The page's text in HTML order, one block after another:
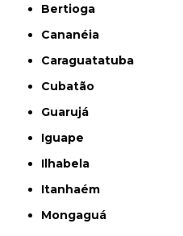
Bertioga
Cananéia
Caraguatatuba
Cubatão
Guarujá
Iguape
Ilhabela
Itanhaém
Mongaguá